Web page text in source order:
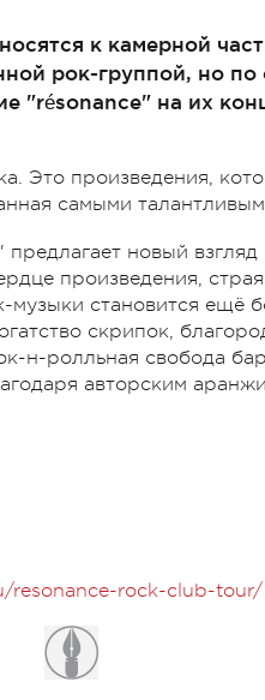
к камерной
рок-группой, но по
"résonance" на их
Это произведения,
самыми
новый
произведения,
музыки становится ещё
скрипок,
н-ролльная свобода
авторским
resonance-rock-club-tour/